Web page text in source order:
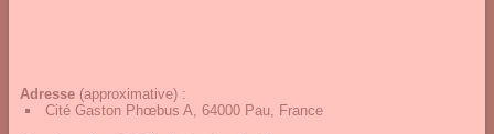
Adresse (approximative) :
Cité Gaston Phœbus A, 64000 Pau, France